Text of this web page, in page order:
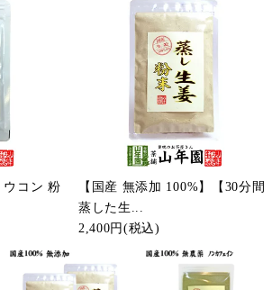
ウコン 粉
【国産 無添加 100%】【30分間
蒸した生...
2,400円(税込)